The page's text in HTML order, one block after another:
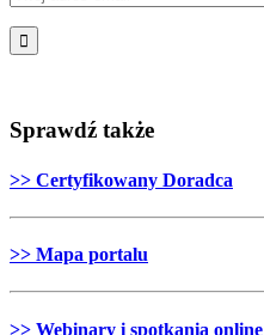
Sprawdź także
>> Certyfikowany Doradca
>> Mapa portalu
>> Webinary i spotkania online